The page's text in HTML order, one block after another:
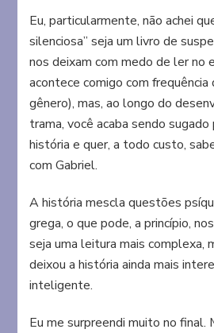
Eu, particularmente, não achei
silenciosa” seja um livro de
nos deixam com medo de ler no
acontece comigo com
gênero), mas, ao longo do
trama, você acaba sendo
história e quer, a todo custo,
com Gabriel.
A história mescla questões
grega, o que pode, a princípio,
seja uma leitura mais complexa,
deixou a história ainda mais
inteligente.
Eu me surpreendi muito no final.